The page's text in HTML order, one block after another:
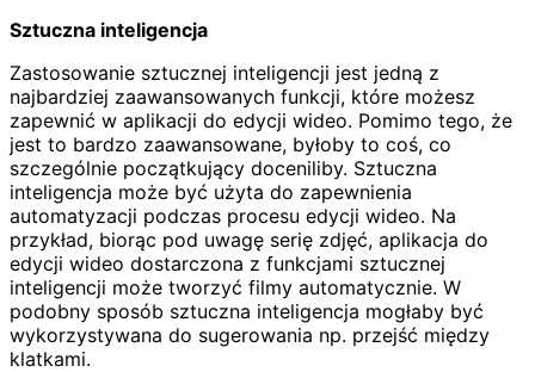
Sztuczna inteligencja
Zastosowanie sztucznej inteligencji jest jedną z
najbardziej zaawansowanych funkcji, które możesz
zapewnić w aplikacji do edycji wideo. Pomimo tego, że
jest to bardzo zaawansowane, byłoby to coś, co
szczególnie początkujący doceniliby. Sztuczna
inteligencja może być użyta do zapewnienia
automatyzacji podczas procesu edycji wideo. Na
przykład, biorąc pod uwagę serię zdjęć, aplikacja do
edycji wideo dostarczona z funkcjami sztucznej
inteligencji może tworzyć filmy automatycznie. W
podobny sposób sztuczna inteligencja mogłaby być
wykorzystywana do sugerowania np. przejść między
klatkami.